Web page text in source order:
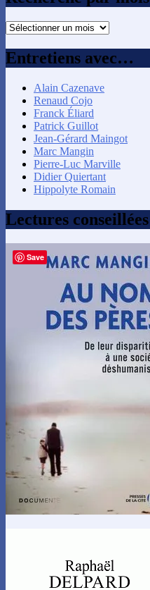
Recherche
mois
Entretiens avec…
Alain Cazenave
Renaud Cojo
Franck Éliard
Patrick Guillot
Jean-Gérard Maingot
Marc Mangin
Pierre-Luc Marville
Didier Quiertant
Hippolyte Romain
Lectures conseillées
Save